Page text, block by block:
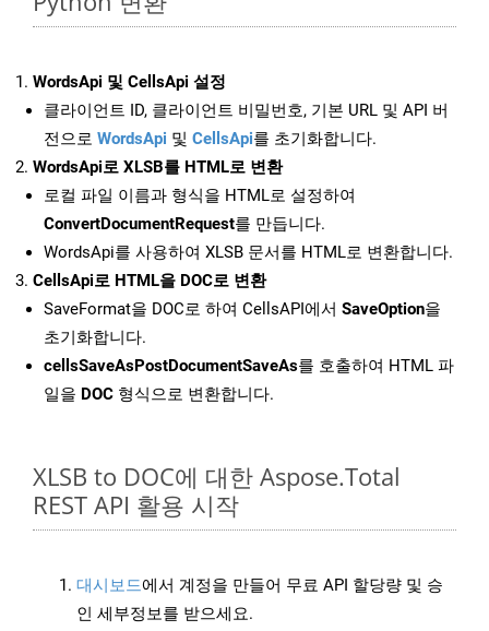
WordsApi 및 CellsApi 설정
클라이언트 ID, 클라이언트 비밀번호, 기본 URL 및 API 버
전으로 WordsApi 및 CellsApi를 초기화합니다.
WordsApi로 XLSB를 HTML로 변환
로컬 파일 이름과 형식을 HTML로 설정하여
ConvertDocumentRequest를 만듭니다.
WordsApi를 사용하여 XLSB 문서를 HTML로 변환합니다.
CellsApi로 HTML을 DOC로 변환
SaveFormat을 DOC로 하여 CellsAPI에서 SaveOption을
초기화합니다.
cellsSaveAsPostDocumentSaveAs를 호출하여 HTML 파
일을 DOC 형식으로 변환합니다.
XLSB to DOC에 대한 Aspose.Total
REST API 활용 시작
대시보드에서 계정을 만들어 무료 API 할당량 및 승
인 세부정보를 받으세요.